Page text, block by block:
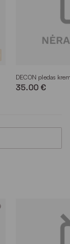
DECON pledas
35.00 €